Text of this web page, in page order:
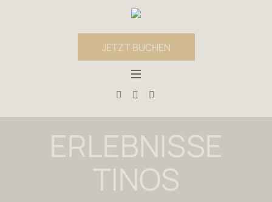
JETZT BUCHEN
ERLEBNISSE
TINOS